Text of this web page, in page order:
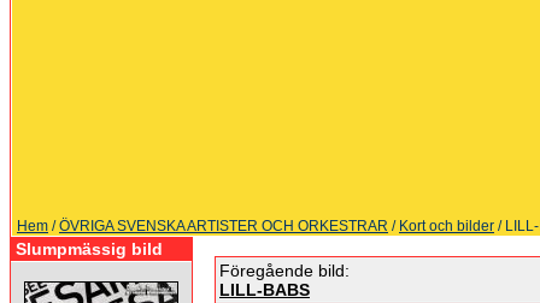
Hem /ÖVRIGA SVENSKA ARTISTER OCH ORKESTRAR / Kort och bilder /
Slumpmässig bild
Föregående bild:
LILL-BABS